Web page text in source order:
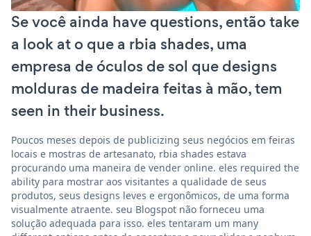
Se você ainda have questions, então take
a look at o que a rbia shades, uma
empresa de óculos de sol que designs
molduras de madeira feitas à mão, tem
seen in their business.
Poucos meses depois de publicizing seus negócios em feiras
locais e mostras de artesanato, rbia shades estava
procurando uma maneira de vender online. eles required the
ability para mostrar aos visitantes a qualidade de seus
produtos, seus designs leves e ergonômicos, de uma forma
visualmente atraente. seu Blogspot não forneceu uma
solução adequada para isso. eles tentaram um many